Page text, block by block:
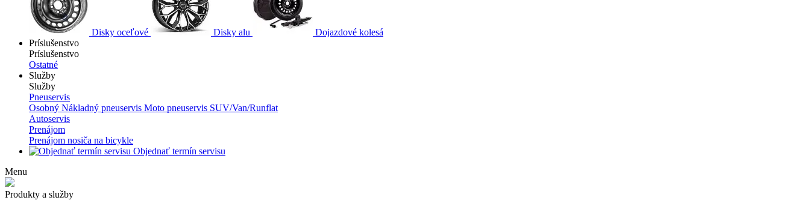
Disky oceľové Disky alu
Dojazdové kolesá
Príslušenstvo
Príslušenstvo
Ostatné
Služby
Služby
Pneuservis
Osobný Nákladný pneuservis Moto pneuservis SUV/Van/Runflat
Autoservis
Prenájom
Prenájom nosiča na bicykle
Objednať termín servisu
Menu
Produkty a služby